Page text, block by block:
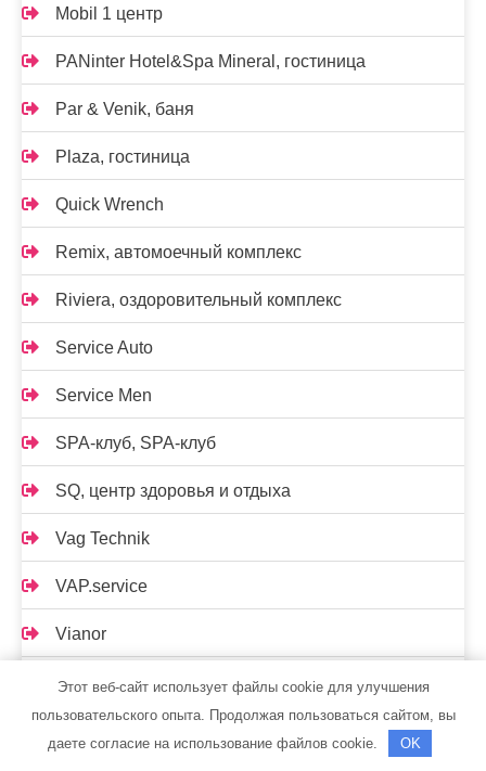
Mobil 1 центр
PANinter Hotel&Spa Mineral, гостиница
Par & Venik, баня
Plaza, гостиница
Quick Wrench
Remix, автомоечный комплекс
Riviera, оздоровительный комплекс
Service Auto
Service Men
SPA-клуб, SPA-клуб
SQ, центр здоровья и отдыха
Vag Technik
VAP.service
Vianor
VIP-усадьба, баня
А-Сервис, автокомплекс
Этот веб-сайт использует файлы cookie для улучшения
пользовательского опыта. Продолжая пользоваться сайтом, вы
даете согласие на использование файлов cookie.
OK